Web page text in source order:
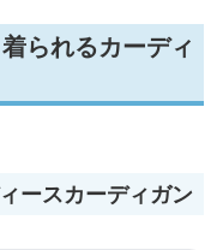
られるカーディ
ースカーディガン